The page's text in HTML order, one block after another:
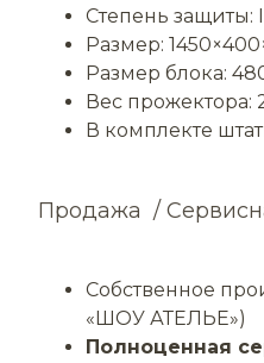
Степень защиты:
Размер:
Размер блока:
Вес прожектора:
В комплекте
Продажа /
Собственное
«ШОУ АТЕЛЬЕ»)
Полноценная